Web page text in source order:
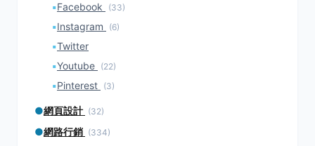
▪Facebook (33)
▪Instagram (6)
▪Twitter
▪Youtube (22)
▪Pinterest (3)
●網頁設計 (32)
●網路行銷 (334)